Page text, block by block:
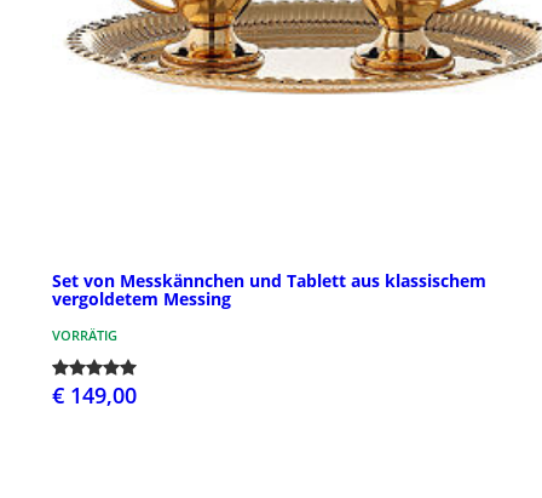
Set von Messkännchen und Tablett aus klassischem
vergoldetem Messing
VORRÄTIG
€ 149,00